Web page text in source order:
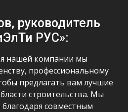
руководитель
РУС»:
нашей компании мы
профессиональному
предлагать вам лучшие
строительства. Мы
совместным